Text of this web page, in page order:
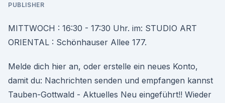
PUBLISHER
MITTWOCH : 16:30 - 17:30 Uhr. im: STUDIO ART
ORIENTAL : Schönhauser Allee 177.
Melde dich hier an, oder erstelle ein neues Konto,
damit du: Nachrichten senden und empfangen kannst
Tauben-Gottwald - Aktuelles Neu eingeführt!! Wieder